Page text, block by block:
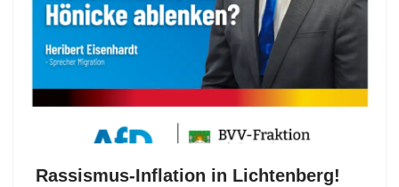
Rassismus-Inflation in Lichtenberg!